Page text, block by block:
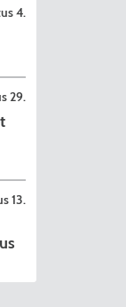
4.
29.
13.